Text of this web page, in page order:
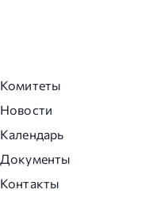
Комитеты
Новости
Календарь
Документы
Контакты